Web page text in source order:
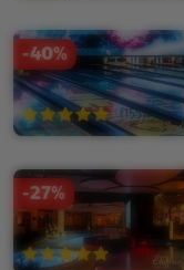
-40%
(155)
-27%
(155)